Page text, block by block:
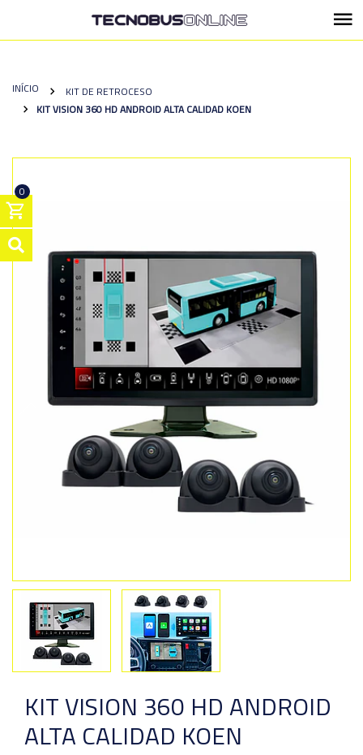
0
INÍCIO
KIT DE RETROCESO
KIT VISION 360 HD ANDROID ALTA CALIDAD KOEN
KIT VISION 360 HD ANDROID
ALTA CALIDAD KOEN